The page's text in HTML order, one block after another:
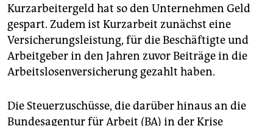
Kurzarbeitergeld hat so den Unternehmen Geld
gespart. Zudem ist Kurzarbeit zunächst eine
Versicherungsleistung, für die Beschäftigte und
Arbeitgeber in den Jahren zuvor Beiträge in die
Arbeitslosenversicherung gezahlt haben.
Die Steuerzuschüsse, die darüber hinaus an die
Bundesagentur für Arbeit (BA) in der Krise